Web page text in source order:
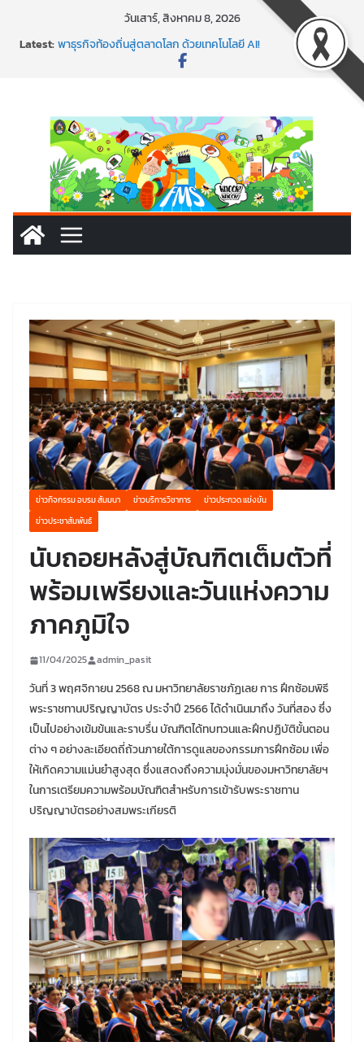
วันเสาร์, สิงหาคม 8, 2026
Latest:พาธุรกิจท้องถิ่นสู่ตลาดโลก ด้วยเทคโนโลยี AI!
SMEs ยุคนี้ ถ้าไม่ใช้ AI ถือว่าพลาดมาก!
พร้อมลุยแล้ว! ปักหมุดโรดแมป AI อัปสกิลธุรกิจให้พุ่งทะยาน
ข่าวกิจกรรม อบรม สัมมนา ข่าวบริการวิชาการ
ข่าวประกวด แข่งขัน
ข่าวประชาสัมพันธ์
นับถอยหลังสู่บัณฑิตเต็มตัวที่
พร้อมเพรียงและวันแห่งความ
ภาคภูมิใจ
11/04/2025 admin_pasit
วันที่ 3 พฤศจิกายน 2568 ณ มหาวิทยาลัยราชภัฏเลย การ ฝึกซ้อมพิธี
พระราชทานปริญญาบัตร ประจำปี 2566 ได้ดำเนินมาถึง วันที่สอง ซึ่ง
เป็นไปอย่างเข้มข้นและราบรื่น บัณฑิตได้ทบทวนและฝึกปฏิบัติขั้นตอน
ต่าง ๆ อย่างละเอียดถี่ถ้วนภายใต้การดูแลของกรรมการฝึกซ้อม เพื่อ
ให้เกิดความแม่นยำสูงสุด ซึ่งแสดงถึงความมุ่งมั่นของมหาวิทยาลัยฯ
ในการเตรียมความพร้อมบัณฑิตสำหรับการเข้ารับพระราชทาน
ปริญญาบัตรอย่างสมพระเกียรติ